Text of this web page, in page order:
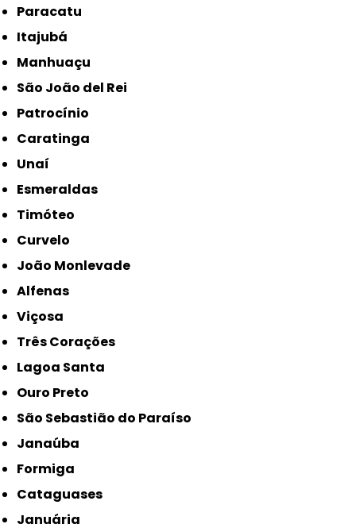
Paracatu
Itajubá
Manhuaçu
São João del Rei
Patrocínio
Caratinga
Unaí
Esmeraldas
Timóteo
Curvelo
João Monlevade
Alfenas
Viçosa
Três Corações
Lagoa Santa
Ouro Preto
São Sebastião do Paraíso
Janaúba
Formiga
Cataguases
Januária